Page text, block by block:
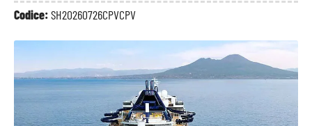
Codice:SH20260726CPVCPV